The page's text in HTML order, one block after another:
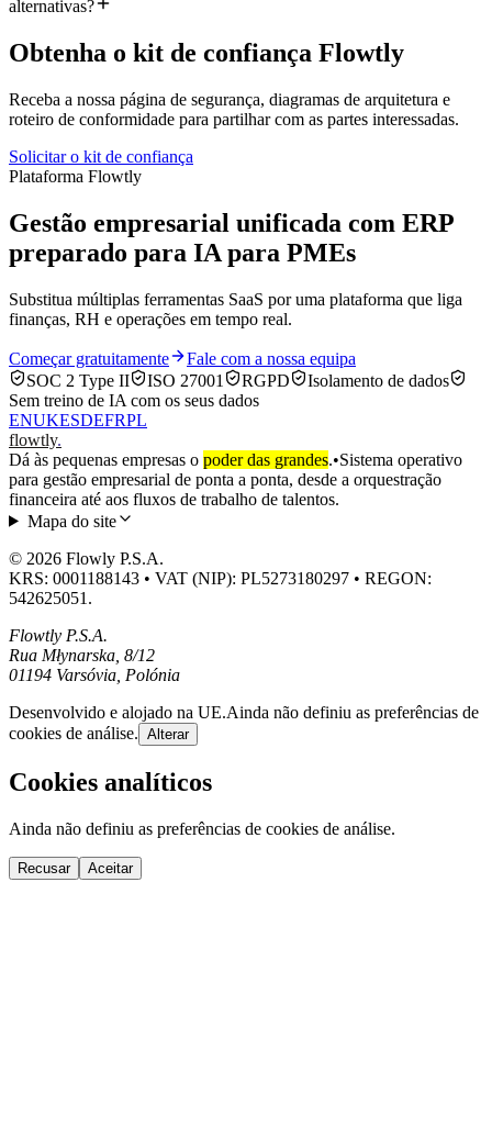
alternativas?
Obtenha o kit de confiança Flowtly
Receba a nossa página de segurança, diagramas de arquitetura e
roteiro de conformidade para partilhar com as partes interessadas.
Solicitar o kit de confiança
Plataforma Flowtly
Gestão empresarial unificada com ERP
preparado para IA para PMEs
Substitua múltiplas ferramentas SaaS por uma plataforma que liga
finanças, RH e operações em tempo real.
Começar gratuitamente
Fale com a nossa equipa
SOC 2 Type II
ISO 27001 RGPD
Isolamento de dados
Sem treino de IA com os seus dados
ENUKESDEFRPL
flowtly.
Dá às pequenas empresas o poder das grandes.•Sistema operativo
para gestão empresarial de ponta a ponta, desde a orquestração
financeira até aos fluxos de trabalho de talentos.
Mapa do site
© 2026 Flowly P.S.A.
KRS: 0001188143 • VAT (NIP): PL5273180297 • REGON:
542625051.
Flowtly P.S.A.
Rua Młynarska, 8/12
01194 Varsóvia, Polónia
Desenvolvido e alojado na UE.Ainda não definiu as preferências de
cookies de análise. Alterar
Cookies analíticos
Ainda não definiu as preferências de cookies de análise.
Recusar Aceitar